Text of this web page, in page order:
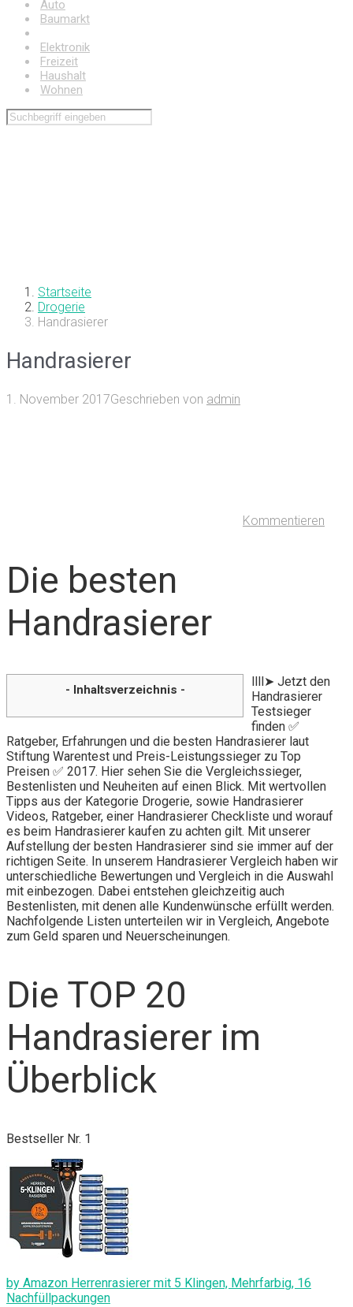
Auto
Baumarkt
Elektronik
Freizeit
Haushalt
Wohnen
Startseite
Drogerie
Handrasierer
Handrasierer
1. November 2017Geschrieben von admin
Kommentieren
Die besten
Handrasierer
- Inhaltsverzeichnis -
llll➤ Jetzt den
Handrasierer
Testsieger
finden ✅
Ratgeber, Erfahrungen und die besten Handrasierer laut
Stiftung Warentest und Preis-Leistungssieger zu Top
Preisen ✅ 2017. Hier sehen Sie die Vergleichssieger,
Bestenlisten und Neuheiten auf einen Blick. Mit wertvollen
Tipps aus der Kategorie Drogerie, sowie Handrasierer
Videos, Ratgeber, einer Handrasierer Checkliste und worauf
es beim Handrasierer kaufen zu achten gilt. Mit unserer
Aufstellung der besten Handrasierer sind sie immer auf der
richtigen Seite. In unserem Handrasierer Vergleich haben wir
unterschiedliche Bewertungen und Vergleich in die Auswahl
mit einbezogen. Dabei entstehen gleichzeitig auch
Bestenlisten, mit denen alle Kundenwünsche erfüllt werden.
Nachfolgende Listen unterteilen wir in Vergleich, Angebote
zum Geld sparen und Neuerscheinungen.
Die TOP 20
Handrasierer im
Überblick
Bestseller Nr. 1
by Amazon Herrenrasierer mit 5 Klingen, Mehrfarbig, 16
Nachfüllpackungen